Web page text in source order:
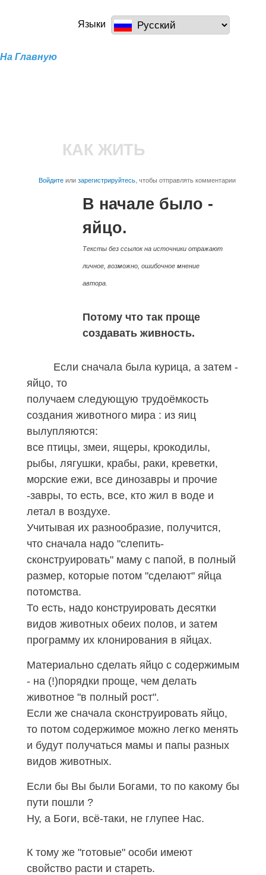
основному
содержанию
a100z.comЯзыки
На Главную
КАК ЖИТЬ
Войдитеилизарегистрируйтесь, чтобы отправлять комментарии
В начале было -
яйцо.
Тексты без ссылок на источники отражают
личное, возможно, ошибочное мнение
автора.
Потому что так проще
создавать живность.
Если сначала была курица, а затем -
яйцо, то
получаем следующую трудоёмкость
создания животного мира : из яиц
вылупляются:
все птицы, змеи, ящеры, крокодилы,
рыбы, лягушки, крабы, раки, креветки,
морские ежи, все динозавры и прочие
-завры, то есть, все, кто жил в воде и
летал в воздухе.
Учитывая их разнообразие, получится,
что сначала надо "слепить-
сконструировать" маму с папой, в полный
размер, которые потом "сделают" яйца
потомства.
То есть, надо конструировать десятки
видов животных обеих полов, и затем
программу их клонирования в яйцах.
Материально сделать яйцо с содержимым
- на (!)порядки проще, чем делать
животное "в полный рост".
Если же сначала сконструировать яйцо,
то потом содержимое можно легко менять
и будут получаться мамы и папы разных
видов животных.
Если бы Вы были Богами, то по какому бы
пути пошли ?
Ну, а Боги, всё-таки, не глупее Нас.
К тому же "готовые" особи имеют
свойство расти и стареть.